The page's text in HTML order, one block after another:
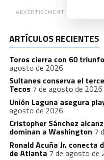
ADVERTISEMENT
ARTÍCULOS RECIENTES
Toros cierra con 60
agosto de 2026
Sultanes conserva el
Tecos 7 de agosto de 2026
Unión Laguna asegura
agosto de 2026
Cristopher Sánchez
dominan a Washington 7
Ronald Acuña Jr.
de Atlanta 7 de agosto de